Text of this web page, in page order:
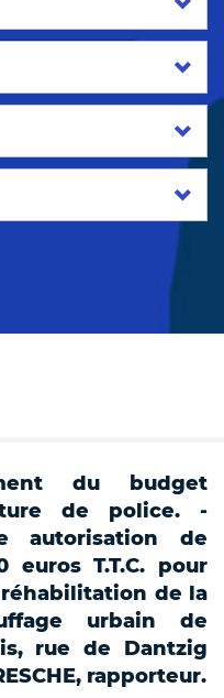
du budget
de police. -
autorisation de
euros T.T.C. pour
de la
urbain de
rue de Dantzig
rapporteur.